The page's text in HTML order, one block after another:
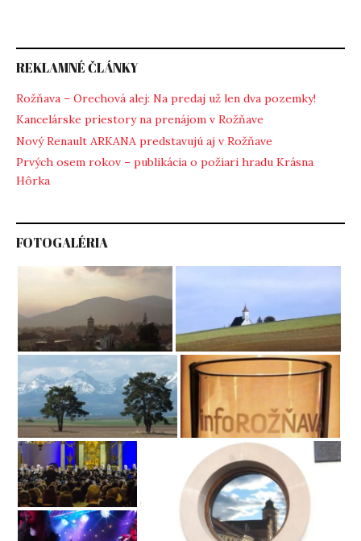
REKLAMNÉ ČLÁNKY
Rožňava – Orechová alej: Na predaj už len dva pozemky!
Kancelárske priestory na prenájom v Rožňave
Nový Renault ARKANA predstavujú aj v Rožňave
Prvých osem rokov – publikácia o požiari hradu Krásna
Hôrka
FOTOGALÉRIA